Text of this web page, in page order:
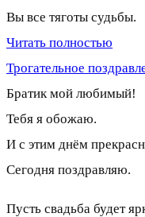
Вы все тяготы судьбы.
Читать полностью
Трогательное
Братик мой любимый!
Тебя я обожаю.
И с этим днём
Сегодня поздравляю.
Пусть свадьба будет